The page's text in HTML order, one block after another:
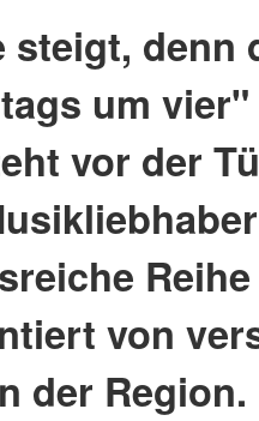
steigt, denn
um
vor der
von
der Region.